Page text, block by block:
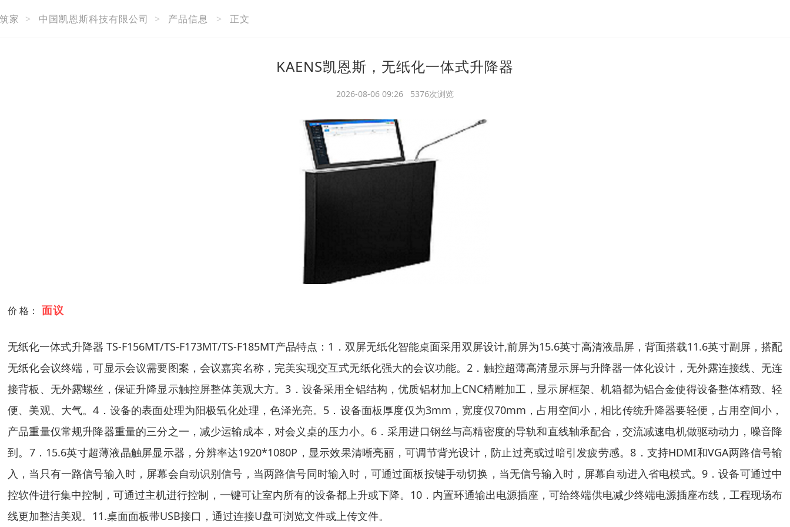
家 > 中国凯恩斯科技有限公司 > 产品信息 > 正文
KAENS凯恩斯，无纸化一体式升降器
2026-08-06 09:26 5376次浏览
价 格： 面议
无纸化一体式升降器 TS-F156MT/TS-F173MT/TS-F185MT产品特点：1．双屏无纸化智能桌面采用双屏设计,前屏为15.6英寸高清液晶屏，背面搭载11.6英寸副屏，搭配
无纸化会议终端，可显示会议需要图案，会议嘉宾名称，完美实现交互式无纸化强大的会议功能。2．触控超薄高清显示屏与升降器一体化设计，无外露连接线、无连
接背板、无外露螺丝，保证升降显示触控屏整体美观大方。3．设备采用全铝结构，优质铝材加上CNC精雕加工，显示屏框架、机箱都为铝合金使得设备整体精致、轻
便、美观、大气。4．设备的表面处理为阳极氧化处理，色泽光亮。5．设备面板厚度仅为3mm，宽度仅70mm，占用空间小，相比传统升降器要轻便，占用空间小，
产品重量仅常规升降器重量的三分之一，减少运输成本，对会义桌的压力小。6．采用进口钢丝与高精密度的导轨和直线轴承配合，交流减速电机做驱动动力，噪音降
到。7．15.6英寸超薄液晶触屏显示器，分辨率达1920*1080P，显示效果清晰亮丽，可调节背光设计，防止过亮或过暗引发疲劳感。8．支持HDMI和VGA两路信号输
入，当只有一路信号输入时，屏幕会自动识别信号，当两路信号同时输入时，可通过面板按键手动切换，当无信号输入时，屏幕自动进入省电模式。9．设备可通过中
控软件进行集中控制，可通过主机进行控制，一键可让室内所有的设备都上升或下降。10．内置环通输出电源插座，可给终端供电减少终端电源插座布线，工程现场布
线更加整洁美观。11.桌面面板带USB接口，通过连接U盘可浏览文件或上传文件。